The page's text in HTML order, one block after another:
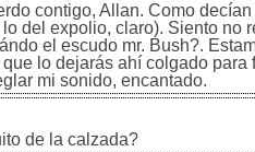
contigo, Allan. Como
del expolio, claro). Siento no
el escudo mr. Bush?.
lo dejarás ahí colgado para
mi sonido, encantado.
de la calzada?